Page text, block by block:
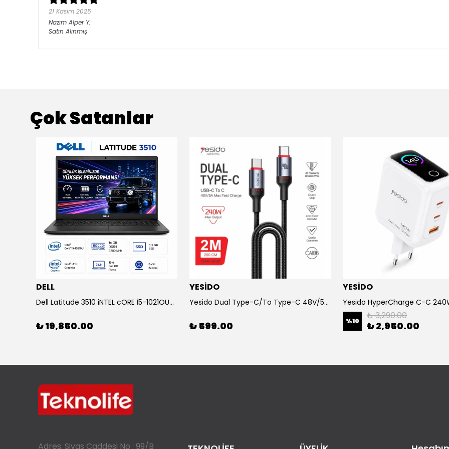
21 Kasım 2025
Nazım Alper Y.
Satın Alınmış
Çok Satanlar
DELL
Dell Latitude 3510 iNTEL cORE İ5-1021OU-16 GB RAM-500 SSD Laptop
₺ 19,850.00
YESİDO
Yesido Dual Type-C/To Type-C 48V/5A Süper Hızlı Şarj ve Veri Kablo
₺ 599.00
YESİDO
%10 ₺ 3,290.00
₺ 2,950.00
Adres: Sivas Caddesi No : 99/B